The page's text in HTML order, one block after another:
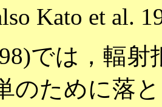
Kato et al.
では，輻
のために落